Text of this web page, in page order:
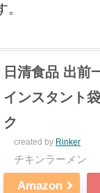
日清食品 出前
インスタント
ク
created by Rinker
チキンラーメン
Amazon